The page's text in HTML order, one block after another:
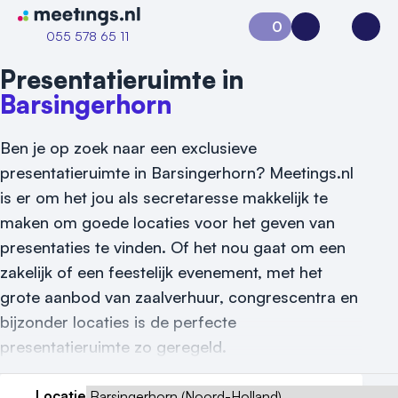
Naar home van Meetings
055 578 65 11
Vraag locatie aan
Locatiegids
Meld locatie aan
Nieuws
0
Aanvraag 0Inloggen
Presentatieruimte in
Barsingerhorn
Ben je op zoek naar een exclusieve
presentatieruimte in Barsingerhorn? Meetings.nl
is er om het jou als secretaresse makkelijk te
maken om goede locaties voor het geven van
presentaties te vinden. Of het nou gaat om een
zakelijk of een feestelijk evenement, met het
grote aanbod van zaalverhuur, congrescentra en
bijzonder locaties is de perfecte
presentatieruimte zo geregeld.